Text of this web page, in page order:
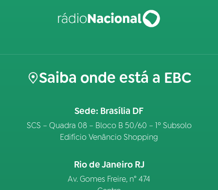
Saiba onde está a EBC
Sede: Brasília DF
SCS – Quadra 08 – Bloco B 50/60 – 1º Subsolo
Edifício Venâncio Shopping
Rio de Janeiro RJ
Av. Gomes Freire, n° 474